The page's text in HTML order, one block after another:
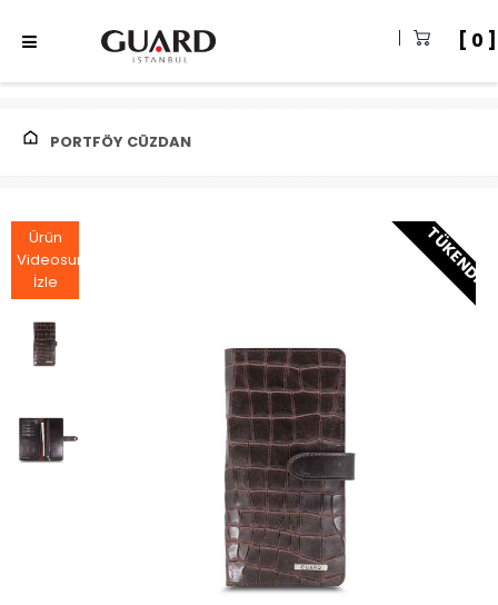
0
PORTFÖY CÜZDAN
Ürün
Videosunu
İzle
TÜKENDI